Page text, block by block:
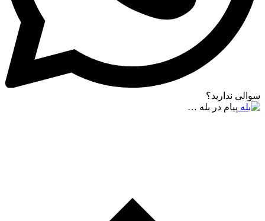
سوالی ندارید؟
پیام در بله …